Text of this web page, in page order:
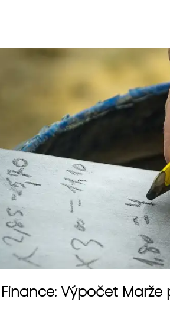
Finance: Výpočet